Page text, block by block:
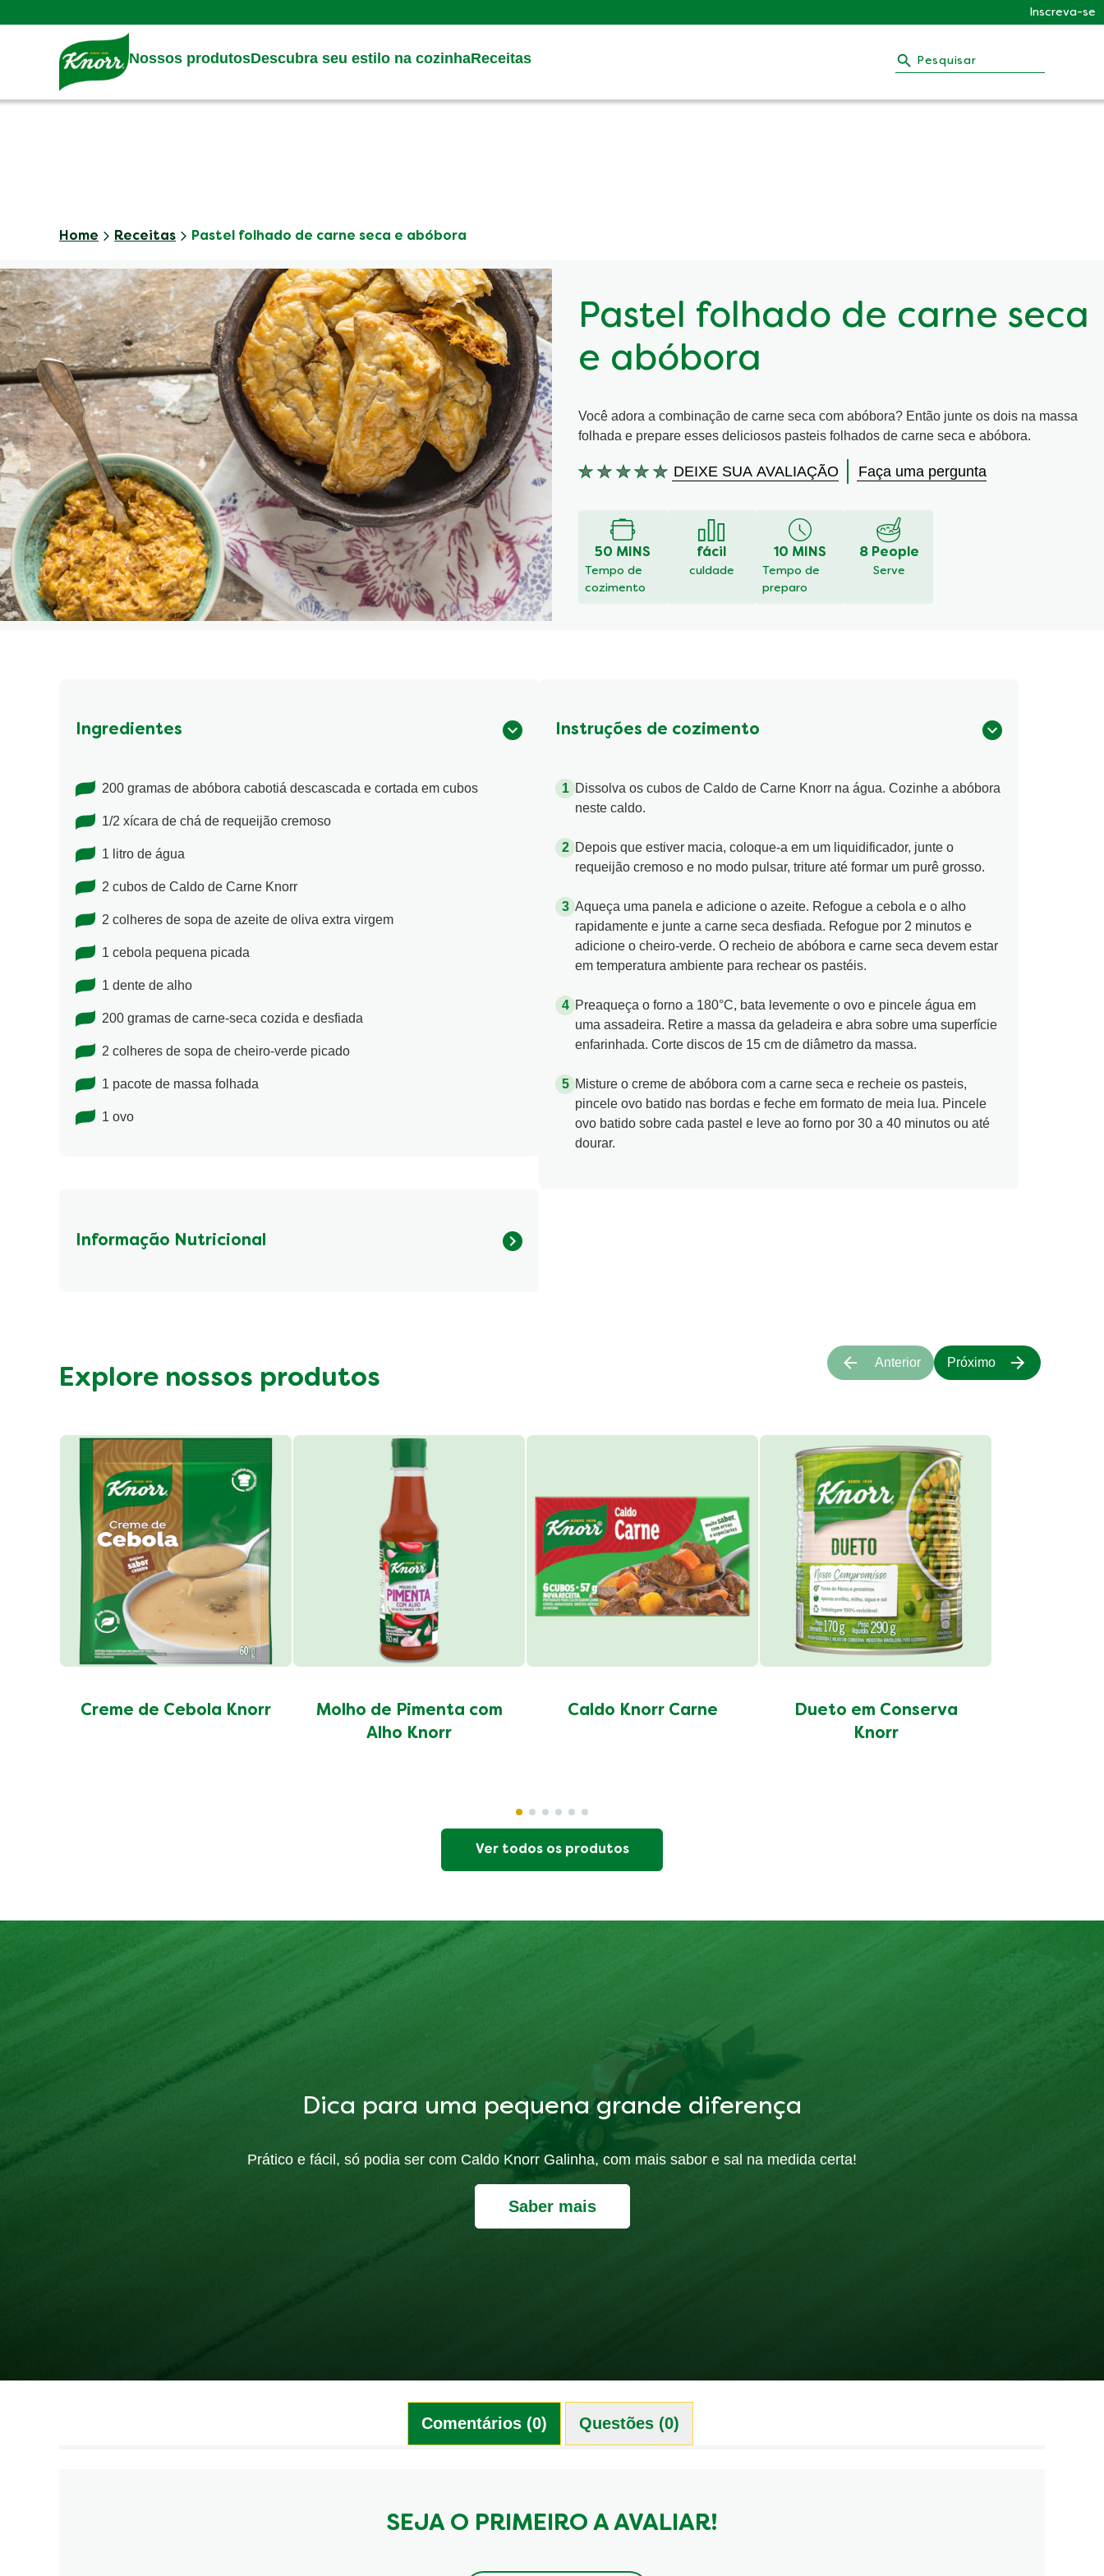
Main content
Inscreva-se
Nossos produtosDescubra seu estilo na cozinhaReceitas Pesquisar
Home Receitas Pastel folhado de carne seca e abóbora
Pastel folhado de carne seca
e abóbora
Você adora a combinação de carne seca com abóbora? Então junte os dois na massa
folhada e prepare esses deliciosos pasteis folhados de carne seca e abóbora.
Nenhuma
este
recipe
DEIXE SUA AVALIAÇÃO Faça uma pergunta
50 MINS
Tempo de
cozimento
fácil
culdade
10 MINS
Tempo de
preparo
8 People
Serve
Ingredientes
200 gramas de abóbora cabotiá descascada e cortada em cubos
1/2 xícara de chá de requeijão cremoso
1 litro de água
2 cubos de Caldo de Carne Knorr
2 colheres de sopa de azeite de oliva extra virgem
1 cebola pequena picada
1 dente de alho
200 gramas de carne-seca cozida e desfiada
2 colheres de sopa de cheiro-verde picado
1 pacote de massa folhada
1 ovo
Instruções de cozimento
Dissolva os cubos de Caldo de Carne Knorr na água. Cozinhe a abóbora
neste caldo.
Depois que estiver macia, coloque-a em um liquidificador, junte o
requeijão cremoso e no modo pulsar, triture até formar um purê grosso.
Aqueça uma panela e adicione o azeite. Refogue a cebola e o alho
rapidamente e junte a carne seca desfiada. Refogue por 2 minutos e
adicione o cheiro-verde. O recheio de abóbora e carne seca devem estar
em temperatura ambiente para rechear os pastéis.
Preaqueça o forno a 180°C, bata levemente o ovo e pincele água em
uma assadeira. Retire a massa da geladeira e abra sobre uma superfície
enfarinhada. Corte discos de 15 cm de diâmetro da massa.
Misture o creme de abóbora com a carne seca e recheie os pasteis,
pincele ovo batido nas bordas e feche em formato de meia lua. Pincele
ovo batido sobre cada pastel e leve ao forno por 30 a 40 minutos ou até
dourar.
Informação Nutricional
Explore nossos produtos
Creme de Cebola Knorr
Molho de Pimenta com
Alho Knorr
Caldo Knorr Carne
Dueto em Conserva
Knorr
Anterior Próximo
Ver todos os produtos
Dica para uma pequena grande diferença
Prático e fácil, só podia ser com Caldo Knorr Galinha, com mais sabor e sal na medida certa!
Saber mais
Comentários (0) Questões (0)
SEJA O PRIMEIRO A AVALIAR!